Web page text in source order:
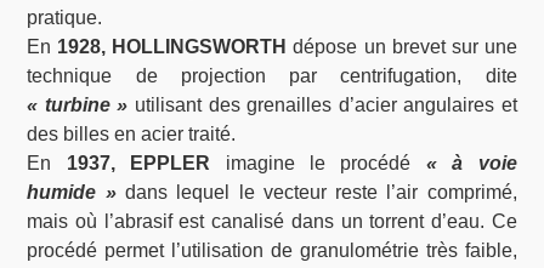
pratique.
En 1928, HOLLINGSWORTH dépose un brevet sur une
technique de projection par centrifugation, dite
« turbine » utilisant des grenailles d’acier angulaires et
des billes en acier traité.
En 1937, EPPLER imagine le procédé « à voie
humide »dans lequel le vecteur reste l’air comprimé,
mais où l’abrasif est canalisé dans un torrent d’eau. Ce
procédé permet l’utilisation de granulométrie très faible,